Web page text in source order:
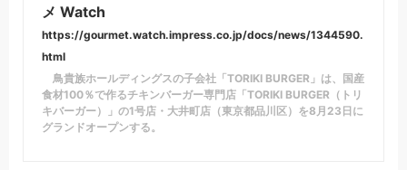
メ Watch
https://gourmet.watch.impress.co.jp/docs/news/1344590.
html
鳥貴族ホールディングスの子会社「TORIKI BURGER」は、国産
食材100％で作るチキンバーガー専門店「TORIKI BURGER（トリ
キバーガー）」の1号店・大井町店（東京都品川区）を8月23日に
グランドオープンする。